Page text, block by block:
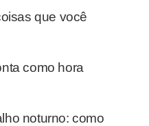
que você
como hora
noturno: como